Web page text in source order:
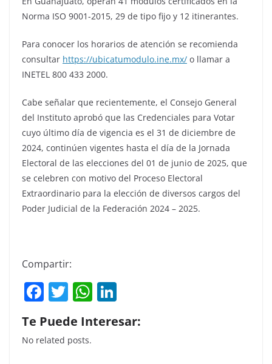
Norma ISO 9001-2015, 29 de tipo fijo y 12 itinerantes.
Para conocer los horarios de atención se recomienda
consultar https://ubicatumodulo.ine.mx/ o llamar a
INETEL 800 433 2000.
Cabe señalar que recientemente, el Consejo General
del Instituto aprobó que las Credenciales para Votar
cuyo último día de vigencia es el 31 de diciembre de
2024, continúen vigentes hasta el día de la Jornada
Electoral de las elecciones del 01 de junio de 2025, que
se celebren con motivo del Proceso Electoral
Extraordinario para la elección de diversos cargos del
Poder Judicial de la Federación 2024 – 2025.
Compartir:
F
a
c
e
T
w
itt
er
W
h
at k
Te Puede Interesar:
No related posts.